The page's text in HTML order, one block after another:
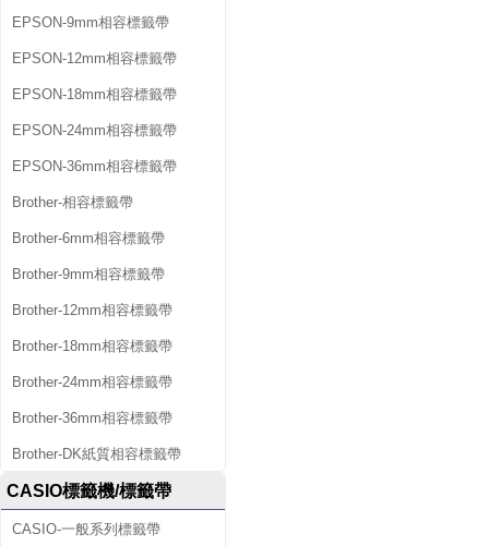
EPSON-9mm相容標籤帶
EPSON-12mm相容標籤帶
EPSON-18mm相容標籤帶
EPSON-24mm相容標籤帶
EPSON-36mm相容標籤帶
Brother-相容標籤帶
Brother-6mm相容標籤帶
Brother-9mm相容標籤帶
Brother-12mm相容標籤帶
Brother-18mm相容標籤帶
Brother-24mm相容標籤帶
Brother-36mm相容標籤帶
Brother-DK紙質相容標籤帶
CASIO標籤機/標籤帶
CASIO-一般系列標籤帶